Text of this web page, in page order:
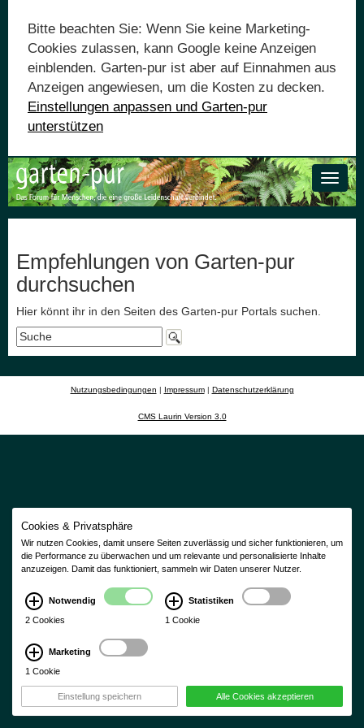
Bitte beachten Sie: Wenn Sie keine Marketing-
Cookies zulassen, kann Google keine Anzeigen
einblenden. Garten-pur ist aber auf Einnahmen aus
Anzeigen angewiesen, um die Kosten zu decken.
Einstellungen anpassen und Garten-pur
unterstützen
Toggle
Empfehlungen von Garten-pur
durchsuchen
Hier könnt ihr in den Seiten des Garten-pur Portals suchen.
Nutzungsbedingungen | Impressum| Datenschutzerklärung
CMS Laurin Version 3.0
Cookies & Privatsphäre
Wir nutzen Cookies, damit unsere Seiten zuverlässig und sicher funktionieren, um
die Performance zu überwachen und um relevante und personalisierte Inhalte
anzuzeigen. Damit das funktioniert, sammeln wir Daten unserer Nutzer.
Notwendig
2 Cookies
Statistiken
1 Cookie
Marketing
1 Cookie
Einstellung speichern Alle Cookies akzeptieren